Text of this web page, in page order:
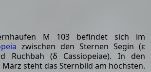
M 103 befindet sich im
zwischen den Sternen Segin (ε
Ruchbah (δ Cassiopeiae). In den
März steht das Sternbild am höchsten.